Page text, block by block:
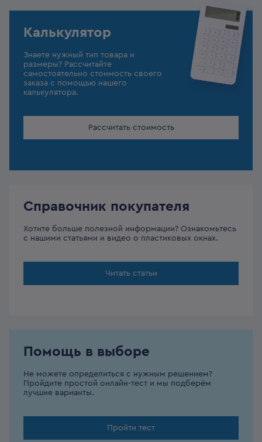
Калькулятор
Знаете нужный тип товара и
размеры? Рассчитайте
самостоятельно стоимость своего
заказа с помощью нашего
калькулятора.
Рассчитать стоимость
Справочник покупателя
Хотите больше полезной информации? Ознакомьтесь
с нашими статьями и видео о пластиковых окнах.
Читать статьи
Помощь в выборе
Не можете определиться с нужным решением?
Пройдите простой онлайн-тест и мы подберём
лучшие варианты.
Пройти тест